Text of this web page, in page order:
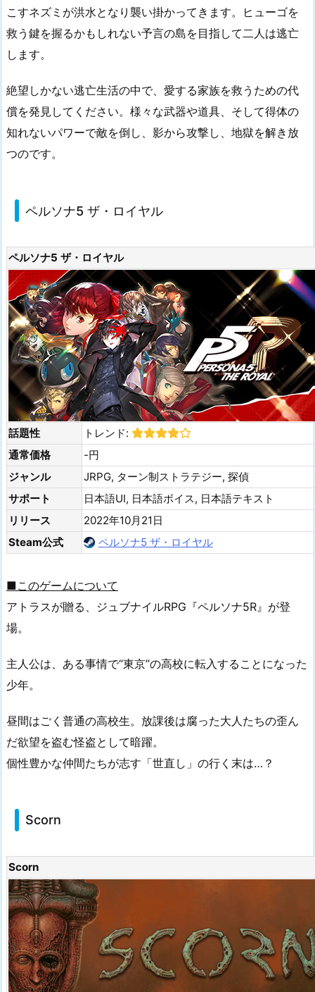
こすネズミが洪水となり襲い掛かってきます。ヒューゴを
救う鍵を握るかもしれない予言の島を目指して二人は逃亡
します。
絶望しかない逃亡生活の中で、愛する家族を救うための代
償を発見してください。様々な武器や道具、そして得体の
知れないパワーで敵を倒し、影から攻撃し、地獄を解き放
つのです。
ペルソナ5 ザ・ロイヤル
ペルソナ5 ザ・ロイヤル
話題性
トレンド:
通常価格
-円
ジャンル
JRPG, ターン制ストラテジー, 探偵
サポート
日本語UI, 日本語ボイス, 日本語テキスト
リリース
2022年10月21日
Steam公式
ペルソナ5 ザ・ロイヤル
■このゲームについて
アトラスが贈る、ジュブナイルRPG『ペルソナ5R』が登
場。
主人公は、ある事情で“東京”の高校に転入することになった
少年。
昼間はごく普通の高校生。放課後は腐った大人たちの歪ん
だ欲望を盗む怪盗として暗躍。
個性豊かな仲間たちが志す「世直し」の行く末は…？
Scorn
Scorn